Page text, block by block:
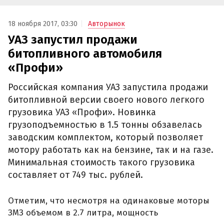
18 ноября 2017, 03:30 Авторынок
УАЗ запустил продажи
битопливного автомобиля
«Профи»
Российская компания УАЗ запустила продажи
битопливной версии своего нового легкого
грузовика УАЗ «Профи». Новинка
грузоподъемностью в 1.5 тонны обзавелась
заводским комплектом, который позволяет
мотору работать как на бензине, так и на газе.
Минимальная стоимость такого грузовика
составляет от 749 тыс. рублей.
Отметим, что несмотря на одинаковые моторы
ЗМЗ объемом в 2.7 литра, мощность